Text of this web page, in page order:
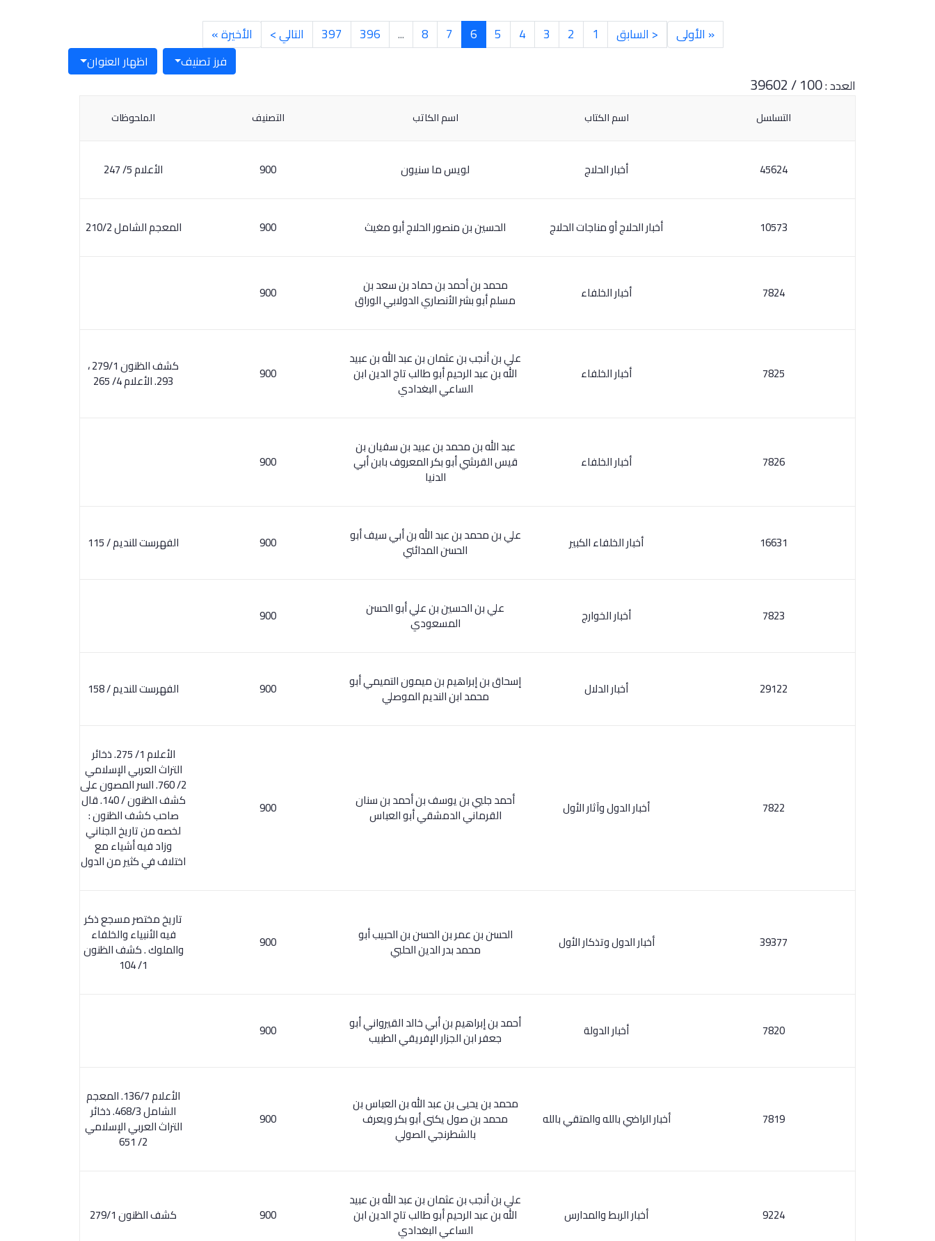
« الأولى < السابق 1
2
3
4
5
6
7
8
...
396
397 التالي > الأخيرة »
اظهار العنوان فرز تصنيف
العدد :100 / 39602
التسلسل اسم الكتاب اسم الكاتب التصنيف الملحوظات
45624 أخبار الحلاج لويس ما سنيون 900 الأعلام 5/ 247
10573 أخبار الحلاج أو مناجات الحلاج الحسين بن منصور الحلاج أبو مغيث 900 المعجم الشامل 210/2
7824 أخبار الخلفاء محمد بن أحمد بن حماد بن سعد بن
مسلم أبو بشر الأنصاري الدولابي الوراق 900
7825 أخبار الخلفاء
علي بن أنجب بن عثمان بن عبد الله بن عبيد
الله بن عبد الرحيم أبو طالب تاج الدين ابن
الساعي البغدادي
900 كشف الظنون 279/1 ،
293. الأعلام 4/ 265
7826 أخبار الخلفاء
عبد الله بن محمد بن عبيد بن سفيان بن
قيس القرشي أبو بكر المعروف بابن أبي
الدنيا
900
16631 أخبار الخلفاء الكبير علي بن محمد بن عبد الله بن أبي سيف أبو
الحسن المدائني 900 الفهرست للنديم / 115
7823 أخبار الخوارج علي بن الحسين بن علي أبو الحسن
المسعودي 900
29122 أخبار الدلال إسحاق بن إبراهيم بن ميمون التميمي أبو
محمد ابن النديم الموصلي 900 الفهرست للنديم / 158
7822 أخبار الدول وآثار الأول أحمد جلبي بن يوسف بن أحمد بن سنان
القرماني الدمشقي أبو العباس 900
الأعلام 1/ 275. ذخائر
التراث العربي الإسلامي
2/ 760. السر المصون على
كشف الظنون / 140. قال
صاحب كشف الظنون :
لخصه من تاريخ الجناني
وزاد فيه أشياء مع
اختلاف في كثير من الدول
39377 أخبار الدول وتذكار الأول الحسن بن عمر بن الحسن بن الحبيب أبو
محمد بدر الدين الحلبي 900
تاريخ مختصر مسجع ذكر
فيه الأنبياء والخلفاء
والملوك . كشف الظنون
1/ 104
7820 أخبار الدولة أحمد بن إبراهيم بن أبي خالد القيرواني أبو
جعفر ابن الجزار الإفريقي الطبيب 900
7819 أخبار الراضي بالله والمتقي بالله
محمد بن يحيى بن عبد الله بن العباس بن
محمد بن صول يكنى أبو بكر ويعرف
بالشطرنجي الصولي
900
الأعلام 136/7. المعجم
الشامل 468/3. ذخائر
التراث العربي الإسلامي
2/ 651
9224 أخبار الربط والمدارس
علي بن أنجب بن عثمان بن عبد الله بن عبيد
الله بن عبد الرحيم أبو طالب تاج الدين ابن
الساعي البغدادي
900 كشف الظنون 279/1